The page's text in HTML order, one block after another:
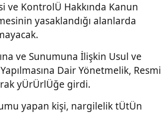
ve KontrolÜ Hakkında Kanun
yasaklandığı alanlarda
ve Sunumuna İlişkin Usul ve
Dair Yönetmelik, Resmi
yÜrÜrlÜğe girdi.
yapan kişi, nargilelik tÜtÜn